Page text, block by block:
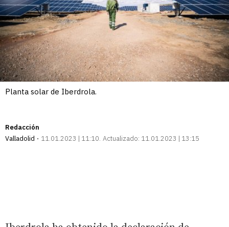
Planta solar de Iberdrola.
Redacción
Valladolid
11.01.2023 | 11:10 Actualizado: 11.01.2023 | 13:15